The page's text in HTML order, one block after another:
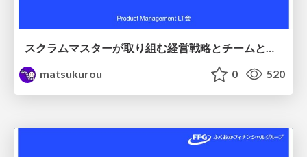
スクラムマスターが取り組む経営戦略とチームとプロダクトマネジメント / Product Management by ScrumMaster
matsukurou
0 520